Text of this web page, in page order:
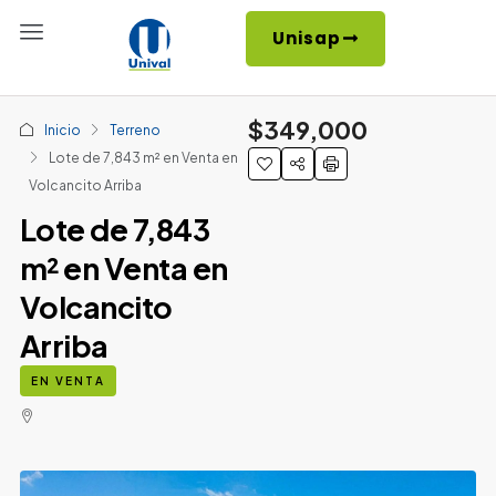
Unisap
Inicio
Terreno
Lote de 7,843 m² en Venta en
Volcancito Arriba
Lote de 7,843
m² en Venta en
Volcancito
Arriba
EN VENTA
$349,000